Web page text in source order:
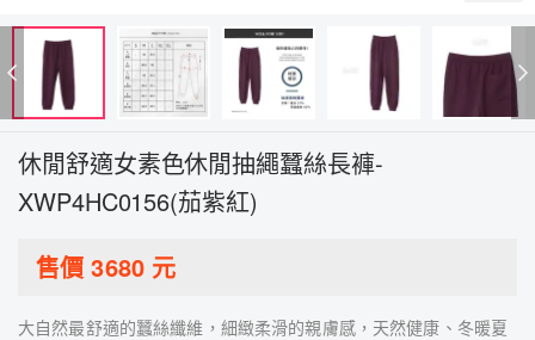
休閒舒適女素色休閒抽繩蠶絲長褲-
XWP4HC0156(茄紫紅)
售價3680元
大自然最舒適的蠶絲纖維，細緻柔滑的親膚感，天然健康、冬暖夏